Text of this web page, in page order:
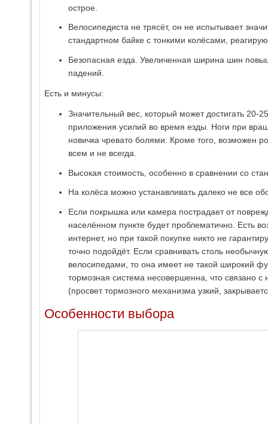
острое.
Велосипедиста не трясёт, он не испытывает
стандартном байке с тонкими колёсами,
Безопасная езда. Увеличенная ширина шин
падений.
Есть и минусы:
Значительный вес, который может достигать 20-
приложения усилий во время езды. Ноги при
новичка чревато болями. Кроме того, возможен
всем и не всегда.
Высокая стоимость, особенно в сравнении со
На колёса можно устанавливать далеко не все
Если покрышка или камера пострадает от
населённом пункте будет проблематично. Есть
интернет, но при такой покупке никто не
точно подойдёт. Если сравнивать столь
велосипедами, то она имеет не такой широкий
тормозная система несовершенна, что связано с
(просвет тормозного механизма узкий,
Особенности выбора